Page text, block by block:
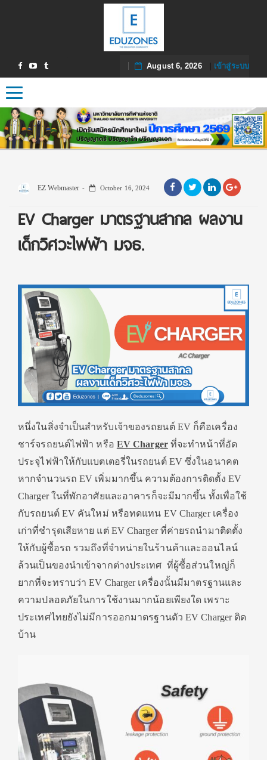
August 6, 2026| เข้าสู่ระบบ
Toggle navigation
EZ Webmaster October 16, 2024
EV Charger มาตรฐานสากล ผลงาน
เด็กวิศวะไฟฟ้า มจธ.
หนึ่งในสิ่งจำเป็นสำหรับเจ้าของรถยนต์ EV ก็คือเครื่อง
ชาร์จรถยนต์ไฟฟ้า หรือ EV Chargerที่จะทำหน้าที่อัด
ประจุไฟฟ้าให้กับแบตเตอรี่ในรถยนต์ EV ซึ่งในอนาคต
หากจำนวนรถ EV เพิ่มมากขึ้น ความต้องการติดตั้ง EV
Charger ในที่พักอาศัยและอาคารก็จะมีมากขึ้น ทั้งเพื่อใช้
กับรถยนต์ EV คันใหม่ หรือทดแทน EV Charger เครื่อง
เก่าที่ชำรุดเสียหาย แต่ EV Charger ที่ค่ายรถนำมาติดตั้ง
ให้กับผู้ซื้อรถ รวมถึงที่จำหน่ายในร้านค้าและออนไลน์
ล้วนเป็นของนำเข้าจากต่างประเทศ ที่ผู้ซื้อส่วนใหญ่ก็
ยากที่จะทราบว่า EV Charger เครื่องนั้นมีมาตรฐานและ
ความปลอดภัยในการใช้งานมากน้อยเพียงใด เพราะ
ประเทศไทยยังไม่มีการออกมาตรฐานตัว EV Charger ติด
บ้าน